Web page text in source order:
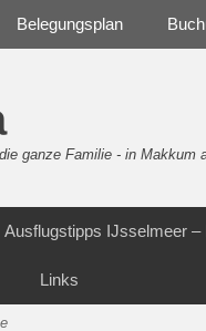
Belegungsplan
ganze Familie - in Makkum
Ausflugstipps IJsselmeer
Links